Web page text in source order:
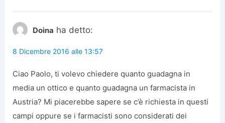
Doina ha detto:
8 Dicembre 2016 alle 13:57
Ciao Paolo, ti volevo chiedere quanto guadagna in
media un ottico e quanto guadagna un farmacista in
Austria? Mi piacerebbe sapere se c’è richiesta in questi
campi oppure se i farmacisti sono considerati dei